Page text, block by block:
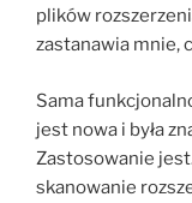
plików
zastanawia mnie,
Sama
jest nowa i była
Zastosowanie
skanowanie